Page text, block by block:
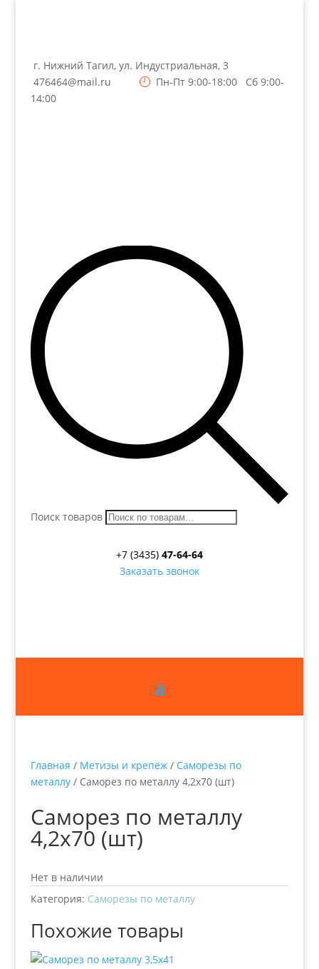
г. Нижний Тагил, ул. Индустриальная, 3
476464@mail.ru
Пн-Пт 9:00-18:00 Сб 9:00-
14:00
Поиск товаров
+7 (3435) 47-64-64
Заказать звонок
Главная / Метизы и крепёж/ Саморезы по
металлу/ Саморез по металлу 4,2х70 (шт)
Саморез по металлу
4,2х70 (шт)
Нет в наличии
Категория: Саморезы по металлу
Похожие товары